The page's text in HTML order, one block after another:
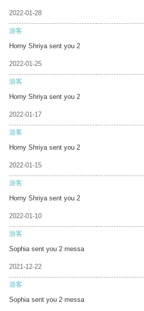
2022-01-28
游客
Horny Shriya sent you 2
2022-01-25
游客
Horny Shriya sent you 2
2022-01-17
游客
Horny Shriya sent you 2
2022-01-15
游客
Horny Shriya sent you 2
2022-01-10
游客
Sophia sent you 2 messa
2021-12-22
游客
Sophia sent you 2 messa